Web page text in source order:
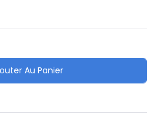
Au Panier